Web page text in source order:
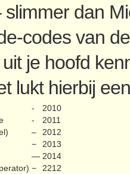
slimmer dan
codes van
je hoofd
lukt hierbij
‐
2010
‑
2011
‒
2012
−
2013
— 2014
−
2212